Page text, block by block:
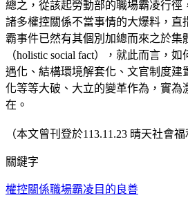
總之，從該起勞動部的職場霸凌行徑
諸多權控關係不當事情的大爆料，直
霸事件已然有其個別加總而來之於集
（holistic social fact），就此而言，
遇化、結構環境解套化、文官制度建
化等等大破、大立的變革作為，實為
在。
（本文曾刊登於113.11.23 晴天社會福
關鍵字
權控關係職場霸凌目的良善